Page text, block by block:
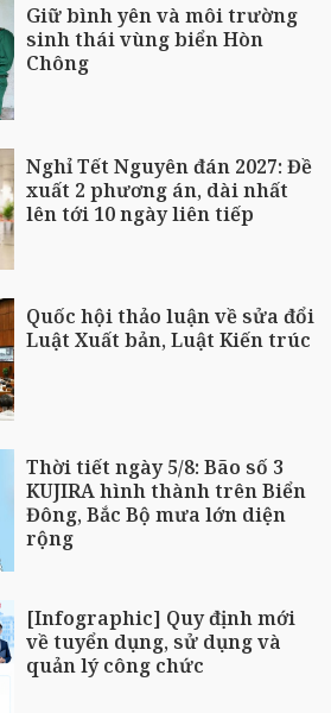
Giữ bình yên và môi trường
sinh thái vùng biển Hòn
Chông
Nghỉ Tết Nguyên đán 2027: Đề
xuất 2 phương án, dài nhất
lên tới 10 ngày liên tiếp
Quốc hội thảo luận về sửa đổi
Luật Xuất bản, Luật Kiến trúc
Thời tiết ngày 5/8: Bão số 3
KUJIRA hình thành trên Biển
Đông, Bắc Bộ mưa lớn diện
rộng
[Infographic] Quy định mới
về tuyển dụng, sử dụng và
quản lý công chức